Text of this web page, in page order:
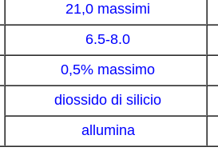
21,0 massimi
6.5-8.0
0,5% massimo
diossido di silicio
allumina